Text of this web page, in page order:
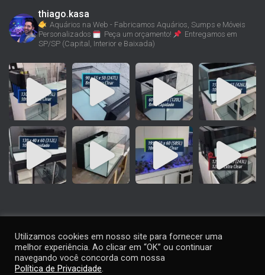
thiago.kasa
Aquários na Web - Fabricamos Aquários, Sumps e Móveis
Personalizados
Peça um orçamento!
Entregamos em
SP/SP (Capital, Interior e Baixada)
Contato|Termos de Uso
Utilizamos cookies em nosso site para fornecer uma
melhor experiência. Ao clicar em “OK” ou continuar
navegando você concorda com nossa
Política de Privacidade.